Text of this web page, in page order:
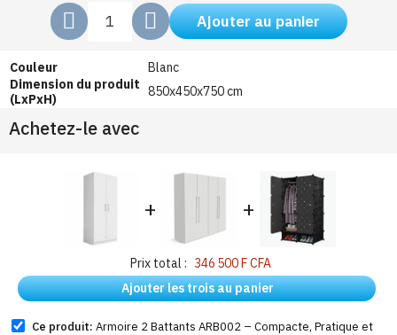
Ajouter au panier
Couleur
Blanc
Dimension du produit
(LxPxH)
850x450x750 cm
Achetez-le avec
+ +
Prix total : 346 500 F CFA
Ajouter les trois au panier
Ce produit: Armoire 2 Battants ARB002 – Compacte, Pratique et